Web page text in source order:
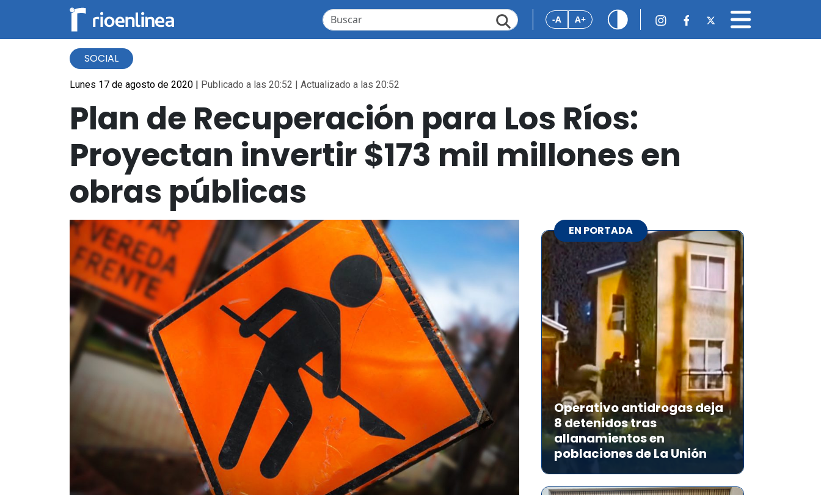
-A A+
SOCIAL
Lunes 17 de agosto de 2020 | Publicado a las 20:52 | Actualizado a las 20:52
Plan de Recuperación para Los Ríos:
Proyectan invertir $173 mil millones en
obras públicas
EN PORTADA
Operativo antidrogas deja
8 detenidos tras
allanamientos en
poblaciones de La Unión